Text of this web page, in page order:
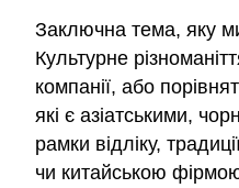
Заключна тема, яку ми
Культурне
компанії, або
які є азіатськими,
рамки відліку,
чи китайською фірмою